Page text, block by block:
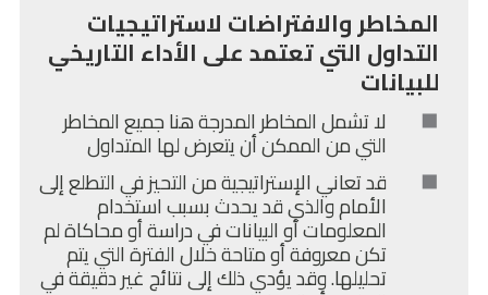
المخاطر والافتراضات لاستراتيجيات
التداول التي تعتمد على الأداء التاريخي
للبيانات
لا تشمل المخاطر المدرجة هنا جميع المخاطر
التي من الممكن أن يتعرض لها المتداول
قد تعاني الإستراتيجية من التحيز في التطلع إلى
الأمام والذي قد يحدث بسبب استخدام
المعلومات أو البيانات في دراسة أو محاكاة لم
تكن معروفة أو متاحة خلال الفترة التي يتم
تحليلها. وقد يؤدي ذلك إلى نتائج غير دقيقة في